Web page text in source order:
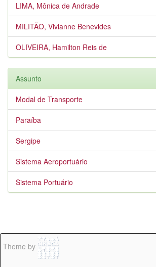
LIMA, Mônica de Andrade
MILITÃO, Vivianne Benevides
OLIVEIRA, Hamilton Reis de
Assunto
Modal de Transporte
Paraíba
Sergipe
Sistema Aeroportuário
Sistema Portuário
Theme by